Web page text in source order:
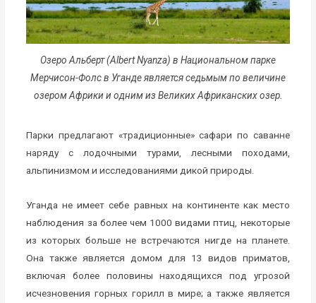
Озеро Альберт (Albert Nyanza) в Национальном парке
Мерчисон-Фолс в Уганде является седьмым по величине
озером Африки и одним из Великих Африканских озер.
Парки предлагают «традиционные» сафари по саванне
наряду с лодочными турами, лесными походами,
альпинизмом и исследованиями дикой природы.
Уганда не имеет себе равных на континенте как место
наблюдения за более чем 1000 видами птиц, некоторые
из которых больше не встречаются нигде на планете.
Она также является домом для 13 видов приматов,
включая более половины находящихся под угрозой
исчезновения горных горилл в мире; а также является